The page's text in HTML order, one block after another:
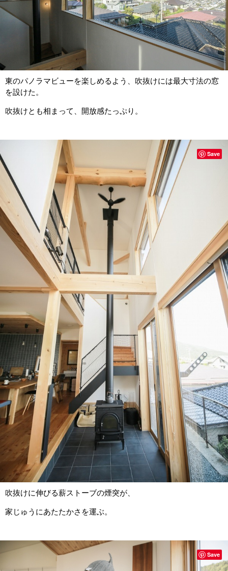
東のパノラマビューを楽しめるよう、吹抜けには最大寸法の窓
を設けた。
吹抜けとも相まって、開放感たっぷり。
吹抜けに伸びる薪ストーブの煙突が、
家じゅうにあたたかさを運ぶ。
Save
Save